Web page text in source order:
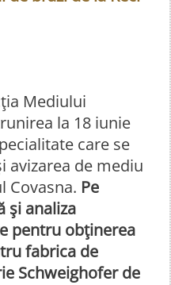
Mediului
la 18 iunie
care se
avizarea de mediu
Covasna. Pe
şi analiza
pentru obţinerea
fabrica de
Schweighofer de